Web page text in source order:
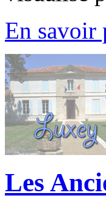
En savoir
Les